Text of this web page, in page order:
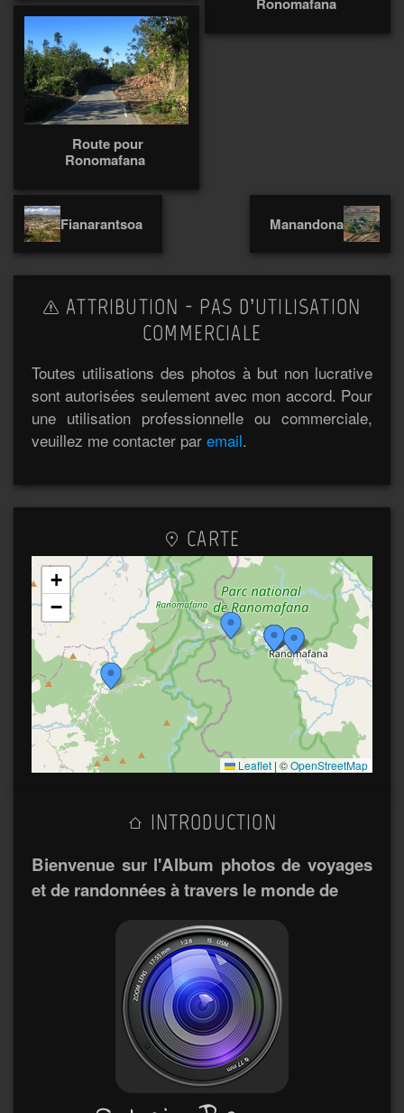
Route pour
Ronomafana
Fianarantsoa Manandona
ATTRIBUTION - PAS D’UTILISATION
COMMERCIALE
Toutes utilisations des photos à but non lucrative
sont autorisées seulement avec mon accord. Pour
une utilisation professionnelle ou commerciale,
veuillez me contacter par email.
CARTE
+
−
Leaflet | ©OpenStreetMap
INTRODUCTION
Bienvenue sur l'Album photos de voyages
et de randonnées à travers le monde de